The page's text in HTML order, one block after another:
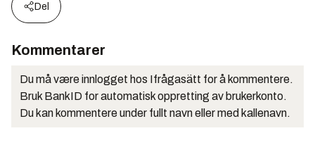
Del
Kommentarer
Du må være innlogget hos Ifrågasätt for å kommentere.
Bruk BankID for automatisk oppretting av brukerkonto.
Du kan kommentere under fullt navn eller med kallenavn.